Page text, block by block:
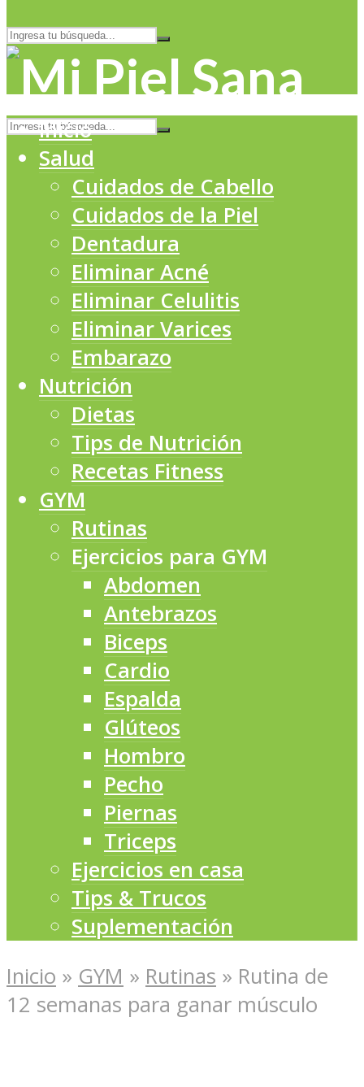
Inicio
Salud
Cuidados de Cabello
Cuidados de la Piel
Dentadura
Eliminar Acné
Eliminar Celulitis
Eliminar Varices
Embarazo
Nutrición
Dietas
Tips de Nutrición
Recetas Fitness
GYM
Rutinas
Ejercicios para GYM
Abdomen
Antebrazos
Biceps
Cardio
Espalda
Glúteos
Hombro
Pecho
Piernas
Triceps
Ejercicios en casa
Tips & Trucos
Suplementación
Inicio » GYM » Rutinas » Rutina de
12 semanas para ganar músculo